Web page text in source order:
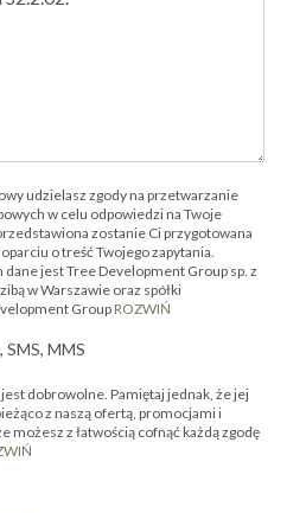
udzielasz zgody na przetwarzanie
w celu odpowiedzi na Twoje
zostanie Ci przygotowana
o treść Twojego zapytania.
jest Tree Development Group sp. z
w Warszawie oraz spółki
Group ROZWIŃ
MMS
dobrowolne. Pamiętaj jednak, że jej
z naszą ofertą, promocjami i
możesz z łatwością cofnąć każdą zgodę